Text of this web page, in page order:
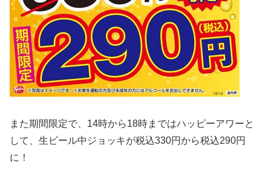
また期間限定で、14時から18時まではハッピーアワーと
して、生ビール中ジョッキが税込330円から税込290円
に！